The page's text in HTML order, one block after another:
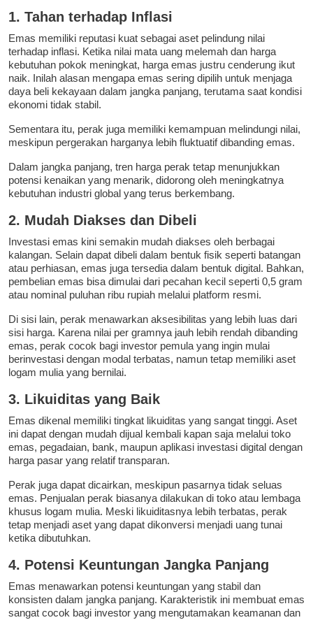
1. Tahan terhadap Inflasi
Emas memiliki reputasi kuat sebagai aset pelindung nilai
terhadap inflasi. Ketika nilai mata uang melemah dan harga
kebutuhan pokok meningkat, harga emas justru cenderung ikut
naik. Inilah alasan mengapa emas sering dipilih untuk menjaga
daya beli kekayaan dalam jangka panjang, terutama saat kondisi
ekonomi tidak stabil.
Sementara itu, perak juga memiliki kemampuan melindungi nilai,
meskipun pergerakan harganya lebih fluktuatif dibanding emas.
Dalam jangka panjang, tren harga perak tetap menunjukkan
potensi kenaikan yang menarik, didorong oleh meningkatnya
kebutuhan industri global yang terus berkembang.
2. Mudah Diakses dan Dibeli
Investasi emas kini semakin mudah diakses oleh berbagai
kalangan. Selain dapat dibeli dalam bentuk fisik seperti batangan
atau perhiasan, emas juga tersedia dalam bentuk digital. Bahkan,
pembelian emas bisa dimulai dari pecahan kecil seperti 0,5 gram
atau nominal puluhan ribu rupiah melalui platform resmi.
Di sisi lain, perak menawarkan aksesibilitas yang lebih luas dari
sisi harga. Karena nilai per gramnya jauh lebih rendah dibanding
emas, perak cocok bagi investor pemula yang ingin mulai
berinvestasi dengan modal terbatas, namun tetap memiliki aset
logam mulia yang bernilai.
3. Likuiditas yang Baik
Emas dikenal memiliki tingkat likuiditas yang sangat tinggi. Aset
ini dapat dengan mudah dijual kembali kapan saja melalui toko
emas, pegadaian, bank, maupun aplikasi investasi digital dengan
harga pasar yang relatif transparan.
Perak juga dapat dicairkan, meskipun pasarnya tidak seluas
emas. Penjualan perak biasanya dilakukan di toko atau lembaga
khusus logam mulia. Meski likuiditasnya lebih terbatas, perak
tetap menjadi aset yang dapat dikonversi menjadi uang tunai
ketika dibutuhkan.
4. Potensi Keuntungan Jangka Panjang
Emas menawarkan potensi keuntungan yang stabil dan
konsisten dalam jangka panjang. Karakteristik ini membuat emas
sangat cocok bagi investor yang mengutamakan keamanan dan